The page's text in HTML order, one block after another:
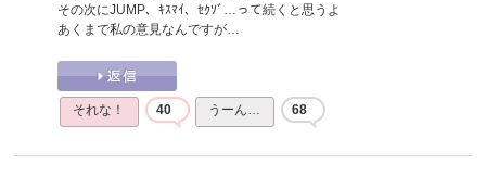
その次にJUMP、ｷｽﾏｲ、ｾｸｿﾞ…って続くと思うよ
あくまで私の意見なんですが…
それな！ 40 うーん… 68